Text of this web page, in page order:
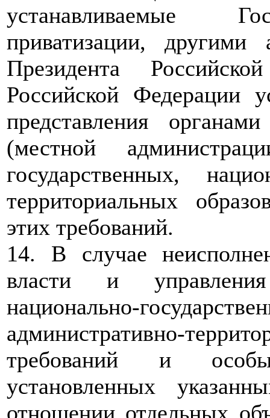
устанавливаемые
приватизации,
Президента
Российской Федерации
представления
(местной
государственных,
территориальных
этих требований.
14. В случае
власти и
национально-
административно-
требований и
установленных
отношении отдельных